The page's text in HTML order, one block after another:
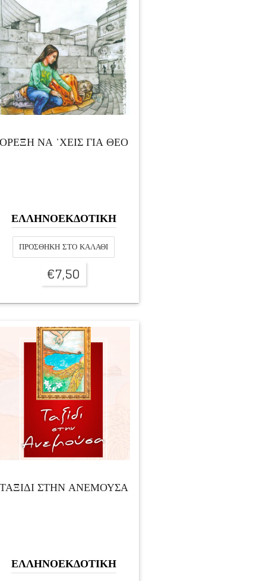
ΝΑ ᾿ΧΕΙΣ ΓΙΑ ΘΕΟ
ΕΛΛΗΝΟΕΚΔΟΤΙΚΗ
ΠΡΟΣΘΉΚΗ ΣΤΟ ΚΑΛΆΘΙ
€7,50
ΣΤΗΝ ΑΝΕΜΟΥΣΑ
ΕΛΛΗΝΟΕΚΔΟΤΙΚΗ